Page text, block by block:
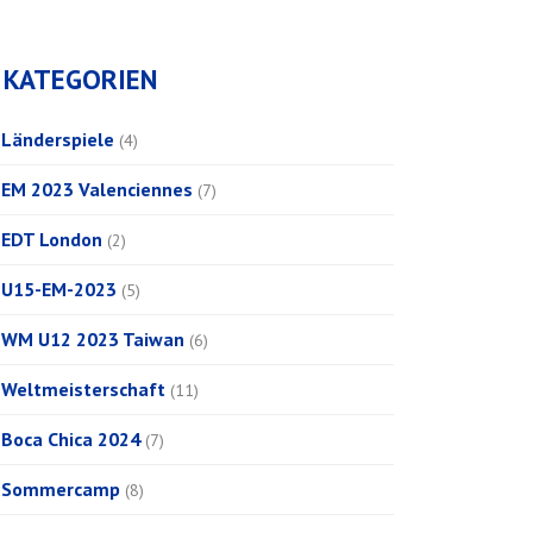
KATEGORIEN
Länderspiele (4)
EM 2023 Valenciennes (7)
EDT London (2)
U15-EM-2023 (5)
WM U12 2023 Taiwan (6)
Weltmeisterschaft (11)
Boca Chica 2024(7)
Sommercamp (8)